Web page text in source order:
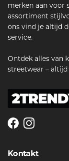
merken aan voor
assortiment
ons vind je altijd
service.
Ontdek alles van
streetwear –
FacebookInstagram
Kontakt